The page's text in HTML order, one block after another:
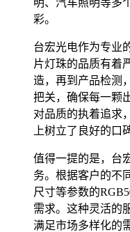
彩。
台宏光电作为专业
片灯珠的品质有着
造，再到产品检测
把关，确保每一颗
对品质的执着追求
上树立了良好的口
值得一提的是，台
务。根据客户的不
尺寸等参数的
需求。这种灵活的
满足市场多样化的